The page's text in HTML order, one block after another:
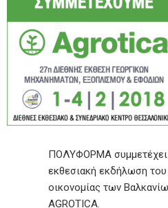
ΠΟΛΥΦΟΡΜΑ συμμετέχει
εκθεσιακή εκδήλωση
οικονομίας των
AGROTICA.